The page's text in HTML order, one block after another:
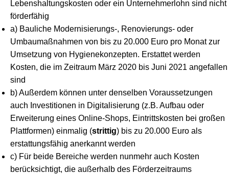
Lebenshaltungskosten oder ein Unternehmerlohn sind nicht
förderfähig
a) Bauliche Modernisierungs-, Renovierungs- oder
Umbaumaßnahmen von bis zu 20.000 Euro pro Monat zur
Umsetzung von Hygienekonzepten. Erstattet werden
Kosten, die im Zeitraum März 2020 bis Juni 2021 angefallen
sind
b) Außerdem können unter denselben Voraussetzungen
auch Investitionen in Digitalisierung (z.B. Aufbau oder
Erweiterung eines Online-Shops, Eintrittskosten bei großen
Plattformen) einmalig (strittig) bis zu 20.000 Euro als
erstattungsfähig anerkannt werden
c) Für beide Bereiche werden nunmehr auch Kosten
berücksichtigt, die außerhalb des Förderzeitraums